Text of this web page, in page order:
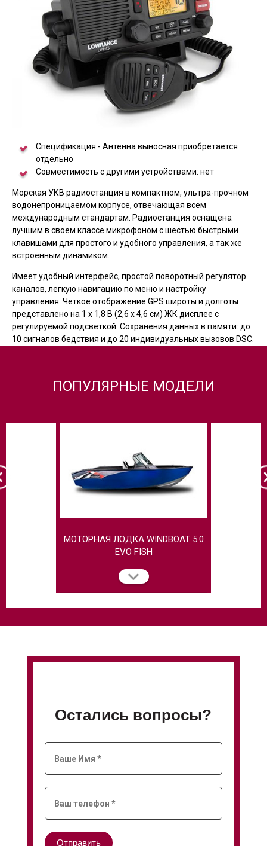
Спецификация - Антенна выносная приобретается
отдельно
Совместимость с другими устройствами: нет
Морская УКВ радиостанция в компактном, ультра-прочном
водонепроницаемом корпусе, отвечающая всем
международным стандартам. Радиостанция оснащена
лучшим в своем классе микрофоном с шестью быстрыми
клавишами для простого и удобного управления, а так же
встроенным динамиком.
Имеет удобный интерфейс, простой поворотный регулятор
каналов, легкую навигацию по меню и настройку
управления. Четкое отображение GPS широты и долготы
представлено на 1 х 1,8 В (2,6 х 4,6 см) ЖК дисплее с
регулируемой подсветкой. Сохранения данных в памяти: до
10 сигналов бедствия и до 20 индивидуальных вызовов DSC.
ПОПУЛЯРНЫЕ МОДЕЛИ
МОТОРНАЯ ЛОДКА WINDBOAT 5.0
EVO FISH
Остались вопросы?